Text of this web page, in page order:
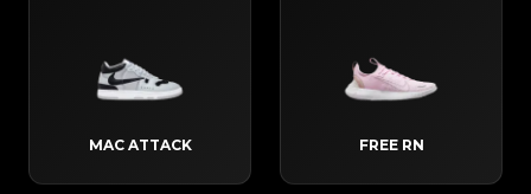
MAC ATTACK FREE RN